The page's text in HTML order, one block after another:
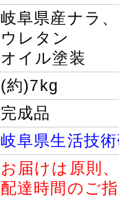
岐阜県産ナラ
ウレタン
オイル塗装
(約)7kg
完成品
岐阜県生活技
お届けは原則
配達時間のご